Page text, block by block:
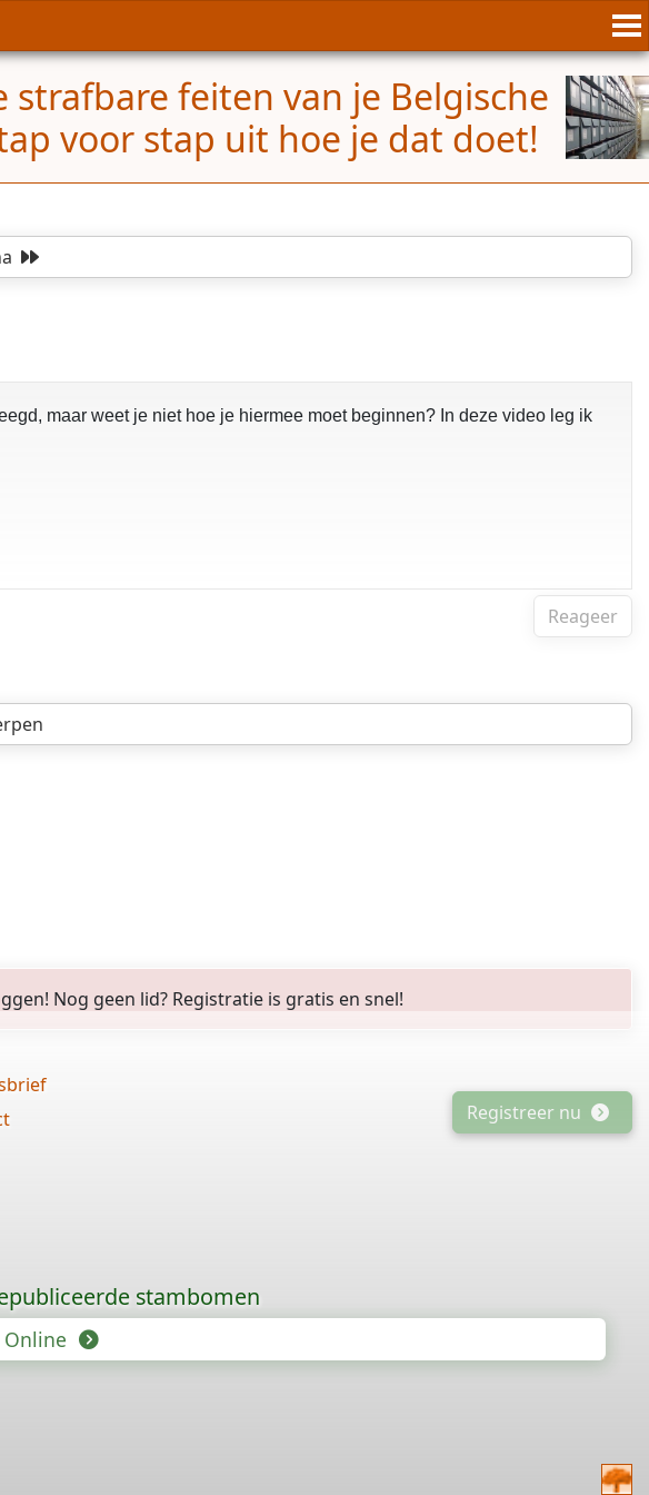
strafbare feiten van je Belgische
voor stap uit hoe je dat doet!
maar weet je niet hoe je hiermee moet beginnen? In deze video leg ik
Reageer
Nog geen lid? Registratie is gratis en snel!
Registreer nu
stambomen
Online